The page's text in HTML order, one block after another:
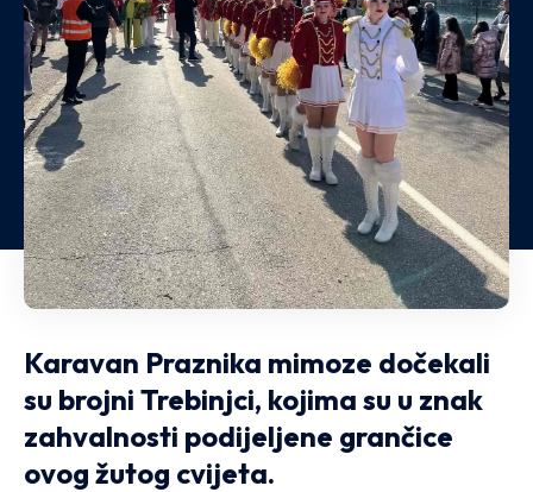
Karavan Praznika mimoze dočekali
su brojni Trebinjci, kojima su u znak
zahvalnosti podijeljene grančice
ovog žutog cvijeta.